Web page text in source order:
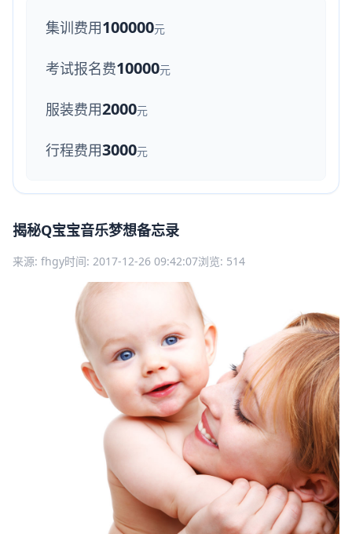
集训费用100000元
考试报名费10000元
服装费用2000元
行程费用3000元
揭秘Q宝宝音乐梦想备忘录
来源: fhgy时间: 2017-12-26 09:42:07浏览: 514